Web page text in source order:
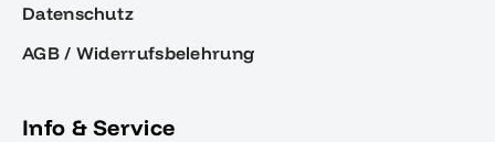
Datenschutz
AGB / Widerrufsbelehrung
Info & Service